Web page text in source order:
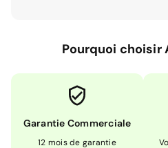
Pourquoi choisir
Garantie Commerciale
12 mois de garantie